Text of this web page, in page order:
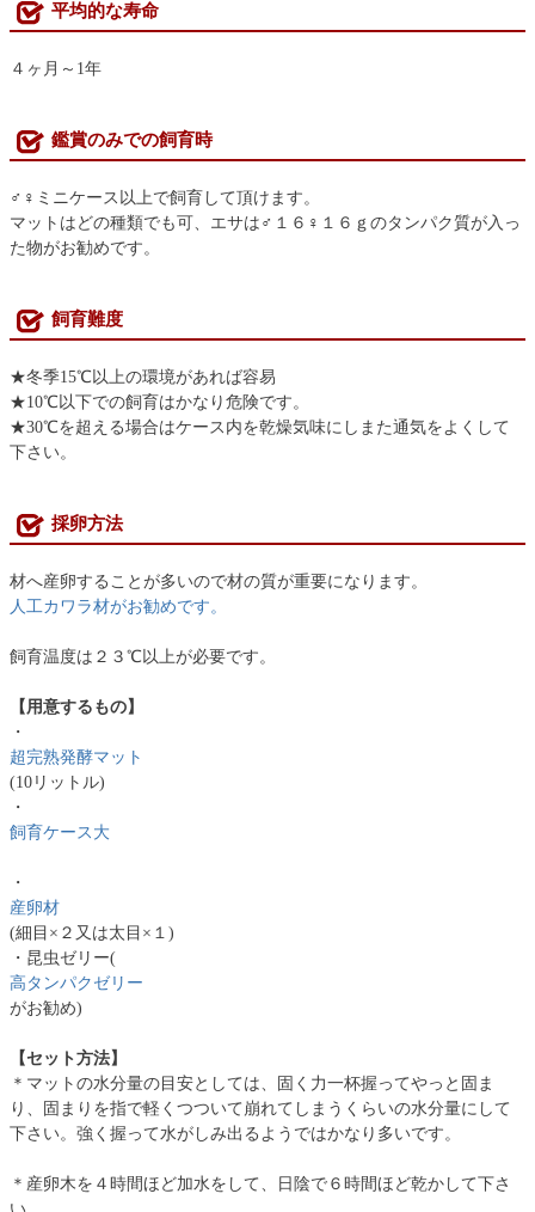
平均的な寿命
４ヶ月～1年
鑑賞のみでの飼育時
♂♀ミニケース以上で飼育して頂けます。
マットはどの種類でも可、エサは♂１６♀１６ｇのタンパク質が入っ
た物がお勧めです。
飼育難度
★冬季15℃以上の環境があれば容易
★10℃以下での飼育はかなり危険です。
★30℃を超える場合はケース内を乾燥気味にしまた通気をよくして
下さい。
採卵方法
材へ産卵することが多いので材の質が重要になります。
人工カワラ材がお勧めです。
飼育温度は２３℃以上が必要です。
【用意するもの】
・
超完熟発酵マット
(10リットル)
・
飼育ケース大
・
産卵材
(細目×２又は太目×１)
・昆虫ゼリー(
高タンパクゼリー
がお勧め)
【セット方法】
＊マットの水分量の目安としては、固く力一杯握ってやっと固ま
り、固まりを指で軽くつついて崩れてしまうくらいの水分量にして
下さい。強く握って水がしみ出るようではかなり多いです。
＊産卵木を４時間ほど加水をして、日陰で６時間ほど乾かして下さ